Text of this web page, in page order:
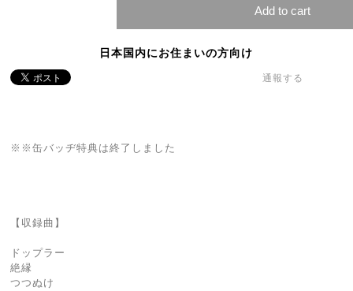
Add to cart
日本国内にお住まいの方向け
通報する
※※缶バッヂ特典は終了しました
【収録曲】
ドップラー
絶縁
つつぬけ